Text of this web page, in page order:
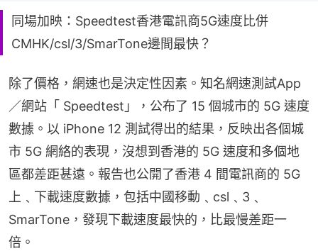
同場加映：Speedtest香港電訊商5G速度比併
CMHK/csl/3/SmarTone邊間最快？
除了價格，網速也是決定性因素。知名網速測試App
／網站「 Speedtest」，公布了 15 個城市的 5G 速度
數據。以 iPhone 12 測試得出的結果，反映出各個城
市 5G 網絡的表現，沒想到香港的 5G 速度和多個地
區都差距甚遠。報告也公開了香港 4 間電訊商的 5G
上﹑下載速度數據，包括中國移動﹑csl﹑3﹑
SmarTone，發現下載速度最快的，比最慢差距一
倍。